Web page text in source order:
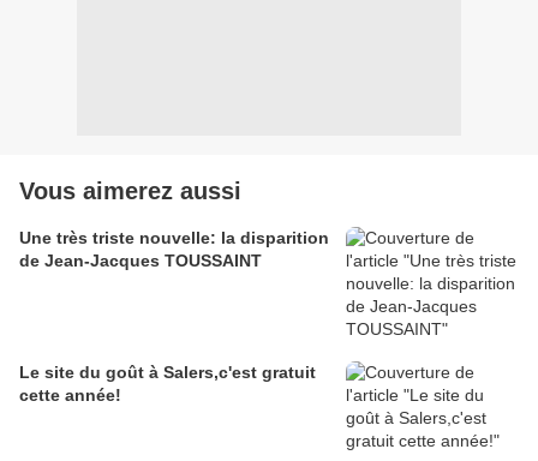
Vous aimerez aussi
Une très triste nouvelle: la disparition
de Jean-Jacques TOUSSAINT
Le site du goût à Salers,c'est gratuit
cette année!